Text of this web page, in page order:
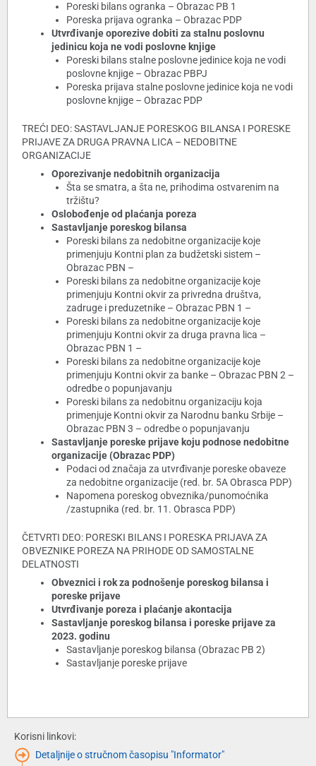
Poreski bilans ogranka – Obrazac PB 1
Poreska prijava ogranka – Obrazac PDP
Utvrđivanje oporezive dobiti za stalnu poslovnu
jedinicu koja ne vodi poslovne knjige
Poreski bilans stalne poslovne jedinice koja ne vodi
poslovne knjige – Obrazac PBPJ
Poreska prijava stalne poslovne jedinice koja ne vodi
poslovne knjige – Obrazac PDP
TREĆI DEO: SASTAVLJANJE PORESKOG BILANSA I PORESKE
PRIJAVE ZA DRUGA PRAVNA LICA – NEDOBITNE
ORGANIZACIJE
Oporezivanje nedobitnih organizacija
Šta se smatra, a šta ne, prihodima ostvarenim na
tržištu?
Oslobođenje od plaćanja poreza
Sastavljanje poreskog bilansa
Poreski bilans za nedobitne organizacije koje
primenjuju Kontni plan za budžetski sistem –
Obrazac PBN –
Poreski bilans za nedobitne organizacije koje
primenjuju Kontni okvir za privredna društva,
zadruge i preduzetnike – Obrazac PBN 1 –
Poreski bilans za nedobitne organizacije koje
primenjuju Kontni okvir za druga pravna lica –
Obrazac PBN 1 –
Poreski bilans za nedobitne organizacije koje
primenjuju Kontni okvir za banke – Obrazac PBN 2 –
odredbe o popunjavanju
Poreski bilans za nedobitnu organizaciju koja
primenjuje Kontni okvir za Narodnu banku Srbije –
Obrazac PBN 3 – odredbe o popunjavanju
Sastavljanje poreske prijave koju podnose nedobitne
organizacije (Obrazac PDP)
Podaci od značaja za utvrđivanje poreske obaveze
za nedobitne organizacije (red. br. 5A Obrasca PDP)
Napomena poreskog obveznika/punomoćnika
/zastupnika (red. br. 11. Obrasca PDP)
ČETVRTI DEO: PORESKI BILANS I PORESKA PRIJAVA ZA
OBVEZNIKE POREZA NA PRIHODE OD SAMOSTALNE
DELATNOSTI
Obveznici i rok za podnošenje poreskog bilansa i
poreske prijave
Utvrđivanje poreza i plaćanje akontacija
Sastavljanje poreskog bilansa i poreske prijave za
2023. godinu
Sastavljanje poreskog bilansa (Obrazac PB 2)
Sastavljanje poreske prijave
Korisni linkovi:
Detaljnije o stručnom časopisu "Informator"